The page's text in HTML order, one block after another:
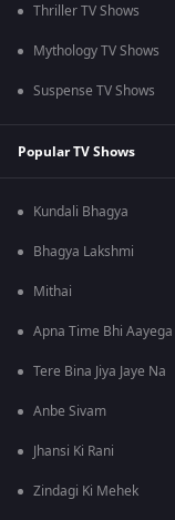
Thriller TV Shows
Mythology TV Shows
Suspense TV Shows
Popular TV Shows
Kundali Bhagya
Bhagya Lakshmi
Mithai
Apna Time Bhi Aayega
Tere Bina Jiya Jaye Na
Anbe Sivam
Jhansi Ki Rani
Zindagi Ki Mehek